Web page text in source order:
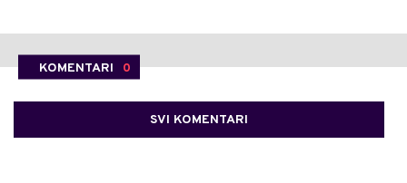
KOMENTARI 0
SVI KOMENTARI